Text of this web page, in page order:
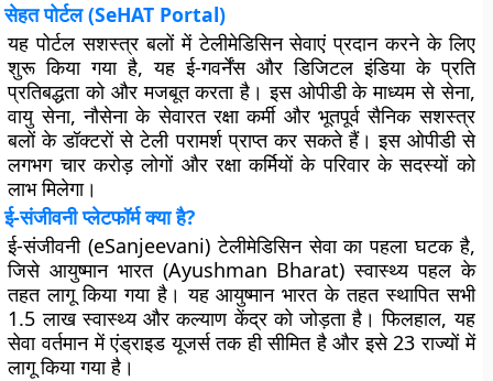
सेहत पोर्टल (SeHAT Portal)
यह पोर्टल सशस्त्र बलों में टेलीमेडिसिन सेवाएं प्रदान करने के लिए
शुरू किया गया है, यह ई-गवर्नेंस और डिजिटल इंडिया के प्रति
प्रतिबद्धता को और मजबूत करता है। इस ओपीडी के माध्यम से सेना,
वायु सेना, नौसेना के सेवारत रक्षा कर्मी और भूतपूर्व सैनिक सशस्त्र
बलों के डॉक्टरों से टेली परामर्श प्राप्त कर सकते हैं। इस ओपीडी से
लगभग चार करोड़ लोगों और रक्षा कर्मियों के परिवार के सदस्यों को
लाभ मिलेगा।
ई-संजीवनी प्लेटफॉर्म क्या है?
ई-संजीवनी (eSanjeevani) टेलीमेडिसिन सेवा का पहला घटक है,
जिसे आयुष्मान भारत (Ayushman Bharat) स्वास्थ्य पहल के
तहत लागू किया गया है। यह आयुष्मान भारत के तहत स्थापित सभी
1.5 लाख स्वास्थ्य और कल्याण केंद्र को जोड़ता है। फिलहाल, यह
सेवा वर्तमान में एंड्राइड यूजर्स तक ही सीमित है और इसे 23 राज्यों में
लागू किया गया है।